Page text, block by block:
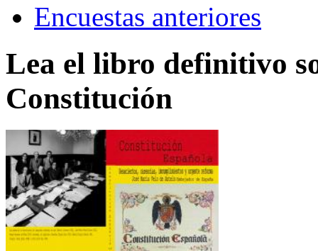
Encuestas anteriores
Lea el libro definitivo
Constitución